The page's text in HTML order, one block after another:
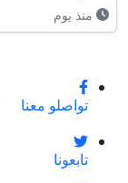
منذ يوم
تواصلو معنا
تابعونا